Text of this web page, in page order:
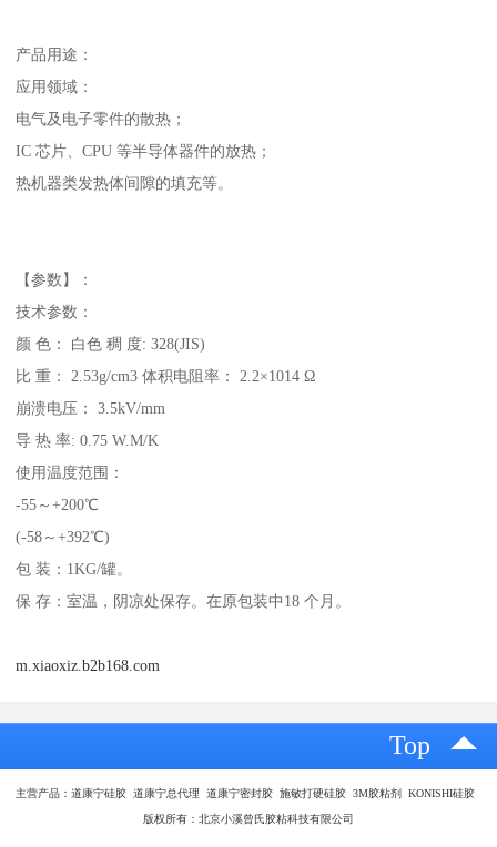
产品用途：
应用领域：
电气及电子零件的散热；
IC 芯片、CPU 等半导体器件的放热；
热机器类发热体间隙的填充等。
【参数】：
技术参数：
颜 色： 白色 稠 度: 328(JIS)
比 重： 2.53g/cm3 体积电阻率： 2.2×1014 Ω
崩溃电压： 3.5kV/mm
导 热 率: 0.75 W.M/K
使用温度范围：
-55～+200℃
(-58～+392℃)
包 装：1KG/罐。
保 存：室温，阴凉处保存。在原包装中18 个月。
m.xiaoxiz.b2b168.com
Top
主营产品：道康宁硅胶 道康宁总代理 道康宁密封胶 施敏打硬硅胶 3M胶粘剂 KONISHI硅胶
版权所有：北京小溪曾氏胶粘科技有限公司